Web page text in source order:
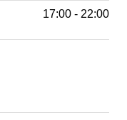
17:00 - 22:00